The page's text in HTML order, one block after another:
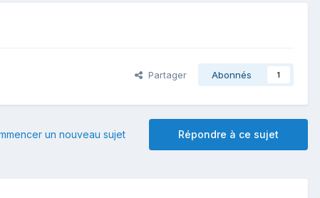
Partager Abonnés 1
Répondre à ce sujet
un nouveau sujet